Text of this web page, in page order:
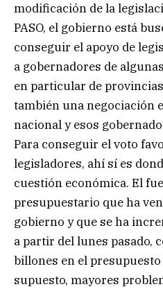
modificación de la
PASO, el gobierno está
conseguir el apoyo de
a gobernadores de
en particular de
también una negociación
nacional y esos
Para conseguir el voto
legisladores, ahí sí es
cuestión económica. El
presupuestario que ha
gobierno y que se ha
a partir del lunes pasado,
billones en el
supuesto, mayores